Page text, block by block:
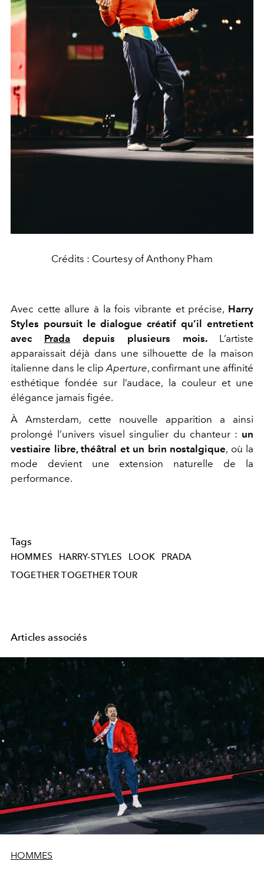
Crédits : Courtesy of Anthony Pham
Avec cette allure à la fois vibrante et précise, Harry
Styles poursuit le dialogue créatif qu’il entretient
avec Prada depuis plusieurs mois. L’artiste
apparaissait déjà dans une silhouette de la maison
italienne dans le clip Aperture, confirmant une affinité
esthétique fondée sur l’audace, la couleur et une
élégance jamais figée.
À Amsterdam, cette nouvelle apparition a ainsi
prolongé l’univers visuel singulier du chanteur : un
vestiaire libre, théâtral et un brin nostalgique, où la
mode devient une extension naturelle de la
performance.
Tags
HOMMES HARRY-STYLES LOOK
PRADA
TOGETHER TOGETHER TOUR
Articles associés
HOMMES